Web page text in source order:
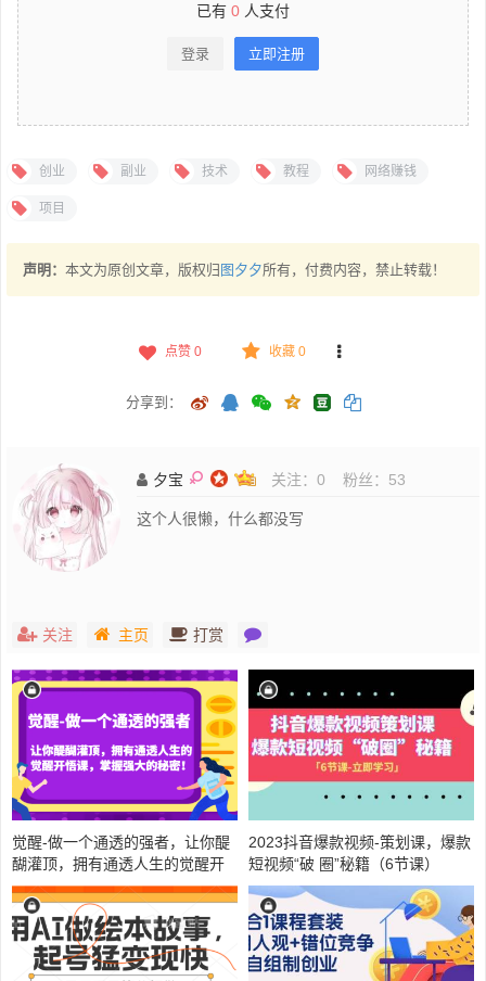
已有 0 人支付
登录 立即注册
创业 副业 技术 教程 网络赚钱
项目
声明： 本文为原创文章，版权归 图夕夕所有，付费内容，禁止转载！
点赞 0 收藏 0
分享到：
夕宝 关注： 0 粉丝： 53
这个人很懒，什么都没写
关注 主页 打赏
觉醒-做一个通透的强者，让你醍
醐灌顶，拥有通透人生的觉醒开
悟课，掌握强大的秘密！
2023抖音爆款视频-策划课，爆款
短视频“破 圈”秘籍（6节课）